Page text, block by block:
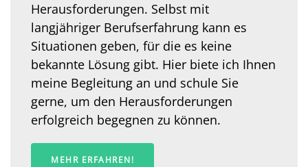
Herausforderungen. Selbst mit
langjähriger Berufserfahrung kann es
Situationen geben, für die es keine
bekannte Lösung gibt. Hier biete ich Ihnen
meine Begleitung an und schule Sie
gerne, um den Herausforderungen
erfolgreich begegnen zu können.
MEHR ERFAHREN!